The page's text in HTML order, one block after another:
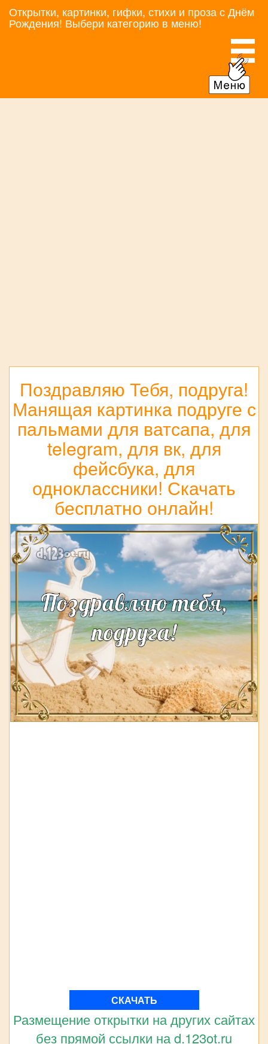
Открытки, картинки, гифки, стихи и проза с Днём
Рождения! Выбери категорию в меню!
Поздравляю Тебя, подруга!
Манящая картинка подруге с
пальмами для ватсапа, для
telegram, для вк, для
фейсбука, для
одноклассники! Скачать
бесплатно онлайн!
СКАЧАТЬ
Размещение открытки на других сайтах
без прямой ссылки на d.123ot.ru